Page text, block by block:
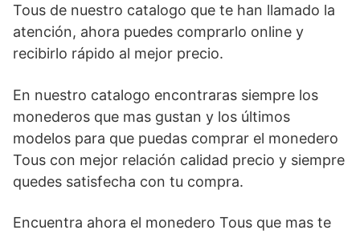
Tous de nuestro catalogo que te han llamado la
atención, ahora puedes comprarlo online y
recibirlo rápido al mejor precio.
En nuestro catalogo encontraras siempre los
monederos que mas gustan y los últimos
modelos para que puedas comprar el monedero
Tous con mejor relación calidad precio y siempre
quedes satisfecha con tu compra.
Encuentra ahora el monedero Tous que mas te